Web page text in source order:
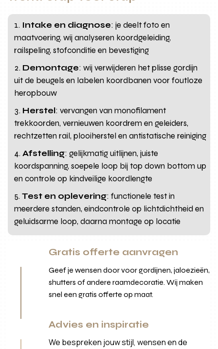
Intake en diagnose: je deelt foto en
maatvoering, wij analyseren koordgeleiding,
railspeling, stofconditie en bevestiging
Demontage: wij verwijderen het plisse gordijn
uit de beugels en labelen koordbanen voor foutloze
heropbouw
Herstel: vervangen van monofilament
trekkoorden, vernieuwen koordrem en geleiders,
rechtzetten rail, plooiherstel en antistatische reiniging
Afstelling: gelijkmatig uitlijnen, juiste
koordspanning, soepele loop bij top down bottom up
en controle op kindveilige koordlengte
Test en oplevering: functionele test in
meerdere standen, eindcontrole op lichtdichtheid en
geluidsarme loop, daarna montage op locatie
Gratis offerte aanvragen
Geef je wensen door voor gordijnen, jaloezieën,
shutters of andere raamdecoratie. Wij maken
snel een gratis offerte op maat.
Advies en inspiratie
We bespreken jouw stijl, wensen en de